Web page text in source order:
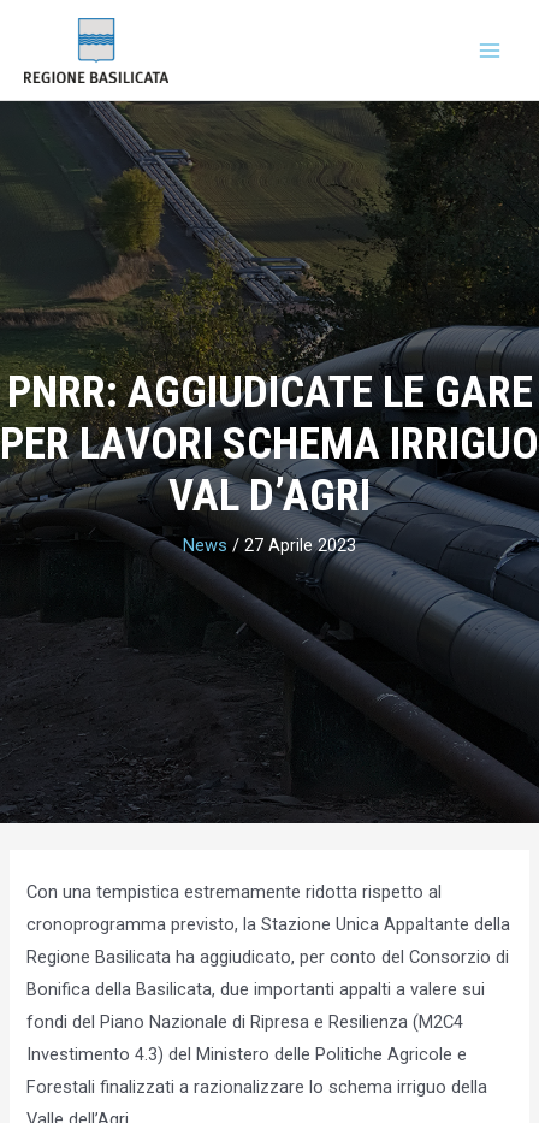
PNRR: AGGIUDICATE LE GARE
PER LAVORI SCHEMA IRRIGUO
VAL D’AGRI
News / 27 Aprile 2023
Con una tempistica estremamente ridotta rispetto al
cronoprogramma previsto, la Stazione Unica Appaltante della
Regione Basilicata ha aggiudicato, per conto del Consorzio di
Bonifica della Basilicata, due importanti appalti a valere sui
fondi del Piano Nazionale di Ripresa e Resilienza (M2C4
Investimento 4.3) del Ministero delle Politiche Agricole e
Forestali finalizzati a razionalizzare lo schema irriguo della